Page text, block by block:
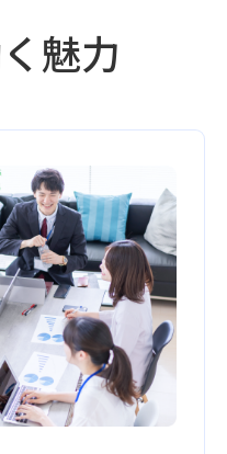
魅力